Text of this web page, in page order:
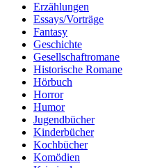
Erzählungen
Essays/Vorträge
Fantasy
Geschichte
Gesellschaftromane
Historische Romane
Hörbuch
Horror
Humor
Jugendbücher
Kinderbücher
Kochbücher
Komödien